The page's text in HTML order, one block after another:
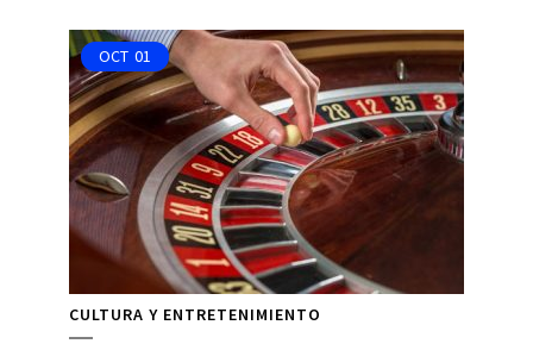
OCT 01
CULTURA Y ENTRETENIMIENTO